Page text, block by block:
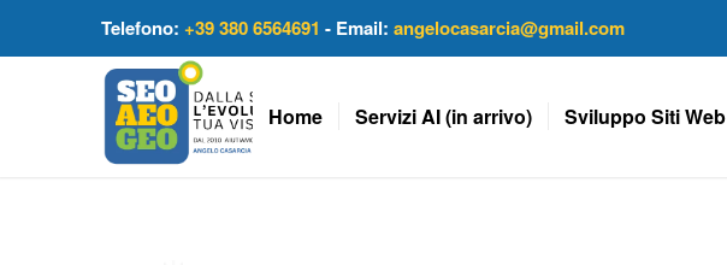
Telefono: +39 380 6564691 - Email: angelocasarcia@gmail.com
Home Servizi AI (in arrivo) Sviluppo Siti Web